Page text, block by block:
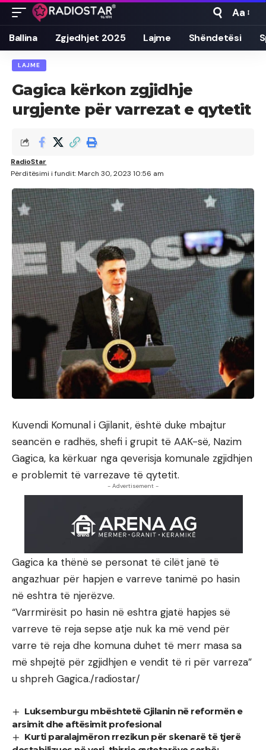
Font
Resizer
Aa
Ballina Zgjedhjet 2025 Lajme Shëndetësi
LAJME
Gagica kërkon zgjidhje
urgjente për varrezat e qytetit
Përditësimi i fundit: March 30, 2023 10:56 am
RadioStar
Kuvendi Komunal i Gjilanit, është duke mbajtur
seancën e radhës, shefi i grupit të AAK-së, Nazim
Gagica, ka kërkuar nga qeverisja komunale zgjidhjen
e problemit të varrezave të qytetit.
- Advertisement -
Gagica ka thënë se personat të cilët janë të
angazhuar për hapjen e varreve tanimë po hasin
në eshtra të njerëzve.
“Varrmirësit po hasin në eshtra gjatë hapjes së
varreve të reja sepse atje nuk ka më vend për
varre të reja dhe komuna duhet të merr masa sa
më shpejtë për zgjidhjen e vendit të ri për varreza”
u shpreh Gagica./radiostar/
Luksemburgu mbështetë Gjilanin në reformën e
arsimit dhe aftësimit profesional
Kurti paralajmëron rrezikun për skenarë të tjerë